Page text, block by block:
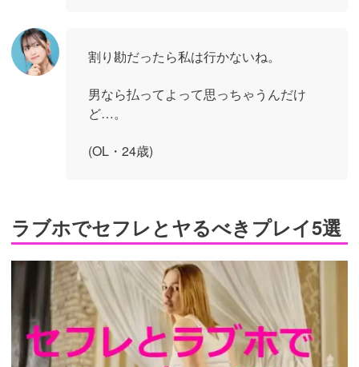
割り勘だったら私は行かないね。
男なら払ってよって思っちゃうんだけ
ど…。
(OL・24歳)
ラブホでセフレとヤるべきプレイ5選